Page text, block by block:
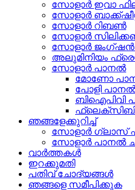
സോളാർ ഇവാ
സോളാർ
സോളാർ റിബൺ
സോളാർ
സോളാർ
അലുമിനിയം
സോളാർ പാനൽ
മോണോ
പോളി
ബിഐപിവി
ഞങ്ങളേക്കുറിച്ച്
സോളാർ ഗ്ലാസ്
സോളാർ പാനൽ
വാർത്തകൾ
ഇറക്കുമതി
പതിവ് ചോദ്യങ്ങൾ
ഞങ്ങളെ സമീപിക്കുക